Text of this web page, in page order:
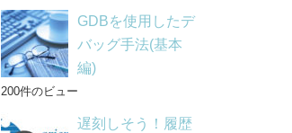
GDBを使用したデ
バッグ手法(基本
編)
200件のビュー
遅刻しそう！履歴